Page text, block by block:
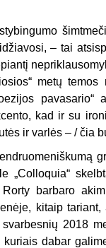
– tai
metų
kad ir su
ir varlės – / čia
„Colloquia“
Rorty barbaro
kitaip
2018
kuriais dabar